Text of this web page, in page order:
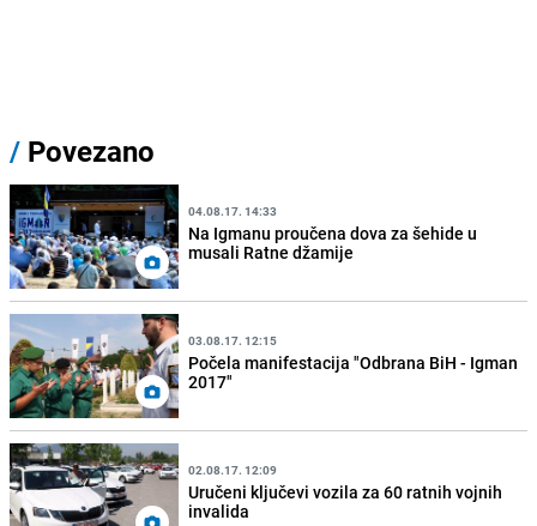
/ Povezano
04.08.17. 14:33
Na Igmanu proučena dova za šehide u
musali Ratne džamije
03.08.17. 12:15
Počela manifestacija "Odbrana BiH - Igman
2017"
02.08.17. 12:09
Uručeni ključevi vozila za 60 ratnih vojnih
invalida